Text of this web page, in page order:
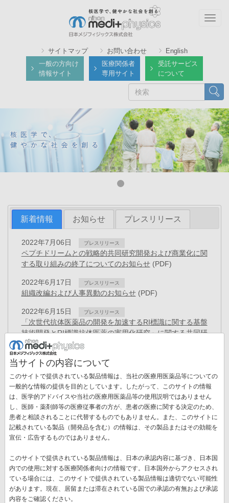
サイトマップ お問い合わせ
English
一般の方向け
情報サイト
医療関係者
専用サイト
受託サービス
について
検索
新着情報 お知らせ プレスリリース
2022年7月06日 プレスリリース
ペプチドリームとの戦略的共同研究開発および商業化に関
する取り組みの終了についてのお知らせ(PDF)
2022年6月17日 プレスリリース
組織改編および人事異動のお知らせ(PDF)
2022年6月15日 プレスリリース
「次世代抗体医薬品の開発を加速するRI標識に関する基盤
技術開発とRI標識抗体医薬の実用化研究」に関する共同研
究契約を締結(PDF)
2022年4月11日 お知らせ
「健康経営優良法人2022」認定のお知らせ(PDF)
2022年4月05日
新しいがん治療と期待されるTATのコア原料となるアクチ
ニウム225の小型加速器による治験薬製造スケールでの製
造に世界で初めて成功(PDF)
ペ
ー
送
り
頭
ペ
ー
ジ
ペ
ー
ジ
ー
ジ
ー
ジ
ー
ジ
ー
ジ
レ
ン
ト
ペ
ー
ジ
ペ
ー
ジ
12
ペ
ー
ジ
13
ペ
ー
ジ
14
次
ペ
ー
››
最
終
ペ
最終 »
新着情報一覧
当サイトの内容について
このサイトで提供されている製品情報は、当社の医療用医薬品等についての
一般的な情報の提供を目的としています。したがって、このサイトの情報
は、医学的アドバイスや当社の医療用医薬品等の使用説明ではありません
し、医師・薬剤師等の医療従事者の方が、患者の医療に関する決定のため、
患者と相談されることに代替するものでもありません。また、このサイトに
記載されている製品（開発品を含む）の情報は、その製品またはその効能を
宣伝・広告するものではありません。
このサイトで提供されている製品情報は、日本の承認内容に基づき、日本国
内での使用に対する医療関係者向けの情報です。日本国外からアクセスされ
ている場合には、このサイトで提供されている製品情報は適切でない可能性
があります。現在、居留または滞在されている国での承認の有無および承認
内容をご確認ください。